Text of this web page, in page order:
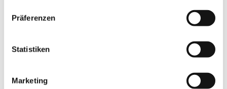
Präferenzen
Statistiken
Marketing
Wichtige Hinweise für Eltern
zu gewährleisten, ist es besonders wichtig, sie
niemals unbeaufsichtigt im Wasser oder an
Wasserflächen zu lassen.